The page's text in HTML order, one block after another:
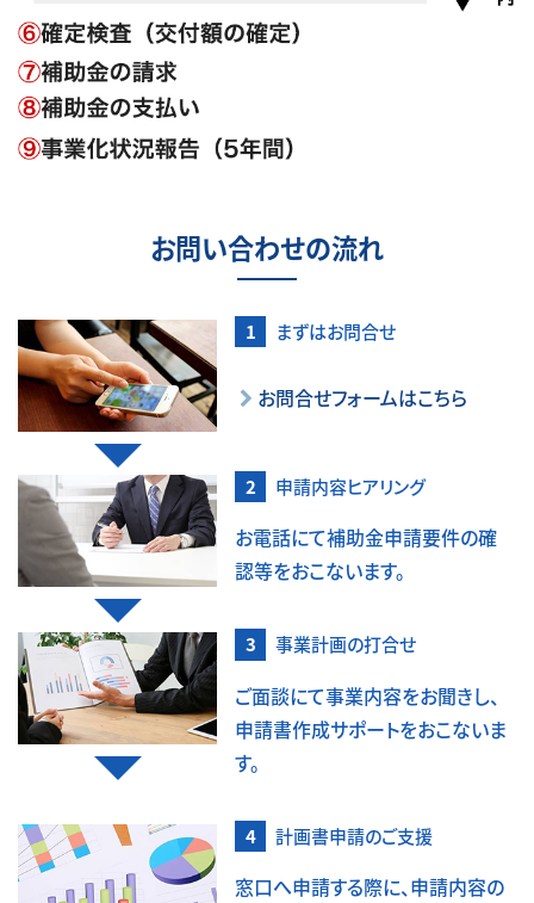
お問い合わせの流れ
まずはお問合せ
お問合せフォームはこちら
申請内容ヒアリング
お電話にて補助金申請要件の確
認等をおこないます。
事業計画の打合せ
ご面談にて事業内容をお聞きし、
申請書作成サポートをおこないま
す。
計画書申請のご支援
窓口へ申請する際に、申請内容の